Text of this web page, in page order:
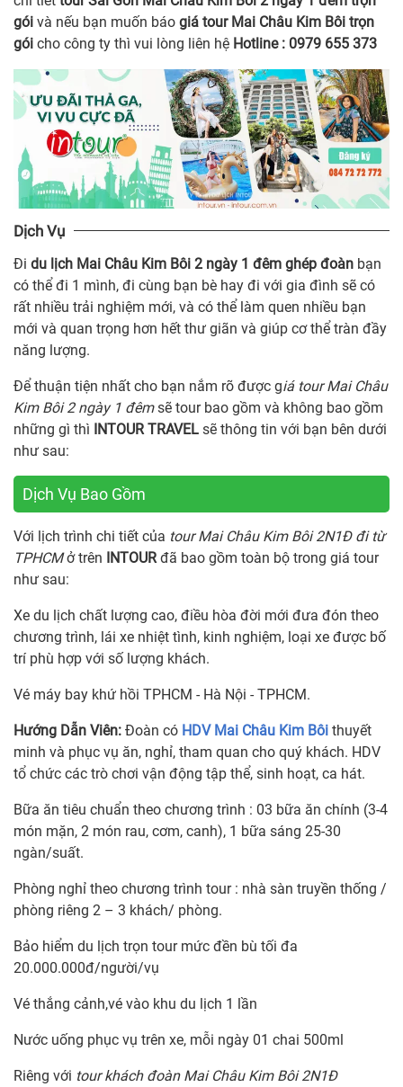
gói và nếu bạn muốn báo giá tour Mai Châu Kim Bôi trọn
gói cho công ty thì vui lòng liên hệ Hotline : 0979 655 373
Dịch Vụ
Đi du lịch Mai Châu Kim Bôi 2 ngày 1 đêm ghép đoàn bạn
có thể đi 1 mình, đi cùng bạn bè hay đi với gia đình sẽ có
rất nhiều trải nghiệm mới, và có thể làm quen nhiều bạn
mới và quan trọng hơn hết thư giãn và giúp cơ thể tràn đầy
năng lượng.
Để thuận tiện nhất cho bạn nắm rõ được giá tour Mai Châu
Kim Bôi 2 ngày 1 đêmsẽ tour bao gồm và không bao gồm
những gì thì INTOUR TRAVEL sẽ thông tin với bạn bên dưới
như sau:
Dịch Vụ Bao Gồm
Với lịch trình chi tiết của tour Mai Châu Kim Bôi 2N1Đ đi từ
TPHCMở trên INTOURđã bao gồm toàn bộ trong giá tour
như sau:
Xe du lịch chất lượng cao, điều hòa đời mới đưa đón theo
chương trình, lái xe nhiệt tình, kinh nghiệm, loại xe được bố
trí phù hợp với số lượng khách.
Vé máy bay khứ hồi TPHCM - Hà Nội - TPHCM.
Hướng Dẫn Viên: Đoàn có HDV Mai Châu Kim Bôi thuyết
minh và phục vụ ăn, nghỉ, tham quan cho quý khách. HDV
tổ chức các trò chơi vận động tập thể, sinh hoạt, ca hát.
Bữa ăn tiêu chuẩn theo chương trình : 03 bữa ăn chính (3-4
món mặn, 2 món rau, cơm, canh), 1 bữa sáng 25-30
ngàn/suất.
Phòng nghỉ theo chương trình tour : nhà sàn truyền thống /
phòng riêng 2 – 3 khách/ phòng.
Bảo hiểm du lịch trọn tour mức đền bù tối đa
20.000.000đ/người/vụ
Vé thắng cảnh,vé vào khu du lịch 1 lần
Nước uống phục vụ trên xe, mỗi ngày 01 chai 500ml
Riêng với tour khách đoàn Mai Châu Kim Bôi 2N1Đ